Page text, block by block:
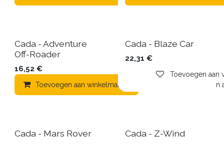
Cada - Adventure
Off-Roader
16,52 €
Toevoegen aan winkelmandje Toevoegen
Cada - Blaze Car
22,31 €
Toevoegen aan
Cada - Mars Rover Cada - Z-Wind